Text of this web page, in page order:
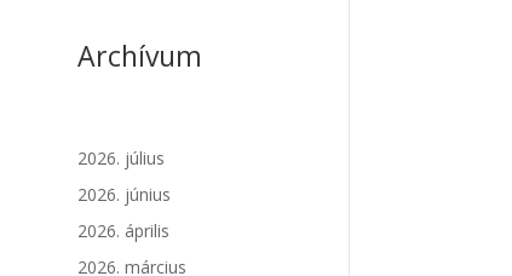
Archívum
2026. július
2026. június
2026. április
2026. március